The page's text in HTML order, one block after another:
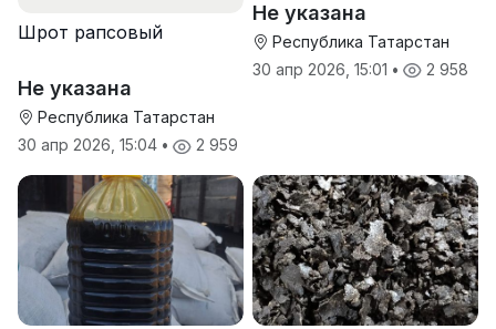
Шрот рапсовый
Не указана
Республика Татарстан
30 апр 2026, 15:04 • 2 959
Не указана
Республика Татарстан
30 апр 2026, 15:01 • 2 958